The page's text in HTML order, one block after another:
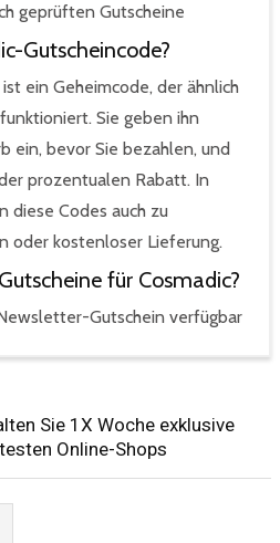
geprüften Gutscheine
Gutscheincode?
ein Geheimcode, der ähnlich
Sie geben ihn
ein, bevor Sie bezahlen, und
prozentualen Rabatt. In
diese Codes auch zu
oder kostenloser Lieferung.
für Cosmadic?
Gutschein verfügbar
Sie 1X Woche exklusive
Online-Shops​